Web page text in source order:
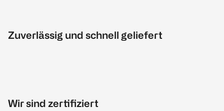
Zuverlässig und schnell geliefert
Wir sind zertifiziert